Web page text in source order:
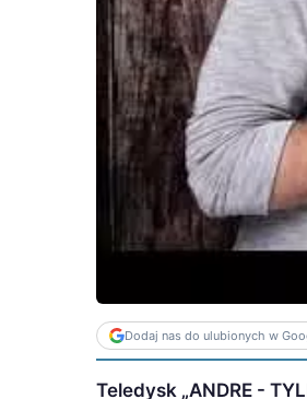
Dodaj nas do ulubionych w
Teledysk „ANDRE -